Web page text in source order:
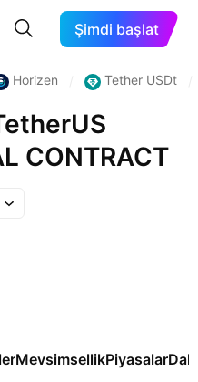
Şimdi başlat
Horizen Tether USDt
CONTRACT
MevsimsellikPiyasalar